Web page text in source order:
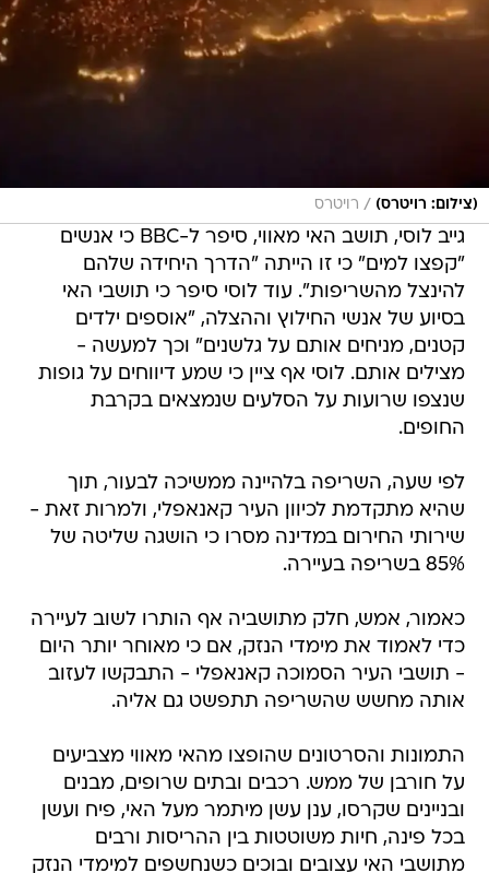
(צילום: רויטרס) / רויטרס
גייב לוסי, תושב האי מאווי, סיפר ל-BBC כי אנשים
"קפצו למים" כי זו הייתה "הדרך היחידה שלהם
להינצל מהשריפות". עוד לוסי סיפר כי תושבי האי
בסיוע של אנשי החילוץ וההצלה, "אוספים ילדים
קטנים, מניחים אותם על גלשנים" וכך למעשה -
מצילים אותם. לוסי אף ציין כי שמע דיווחים על גופות
שנצפו שרועות על הסלעים שנמצאים בקרבת
החופים.
לפי שעה, השריפה בלהיינה ממשיכה לבעור, תוך
שהיא מתקדמת לכיוון העיר קאנאפלי, ולמרות זאת -
שירותי החירום במדינה מסרו כי הושגה שליטה של
85% בשריפה בעיירה.
כאמור, אמש, חלק מתושביה אף הותרו לשוב לעיירה
כדי לאמוד את מימדי הנזק, אם כי מאוחר יותר היום
- תושבי העיר הסמוכה קאנאפלי - התבקשו לעזוב
אותה מחשש שהשריפה תתפשט גם אליה.
התמונות והסרטונים שהופצו מהאי מאווי מצביעים
על חורבן של ממש. רכבים ובתים שרופים, מבנים
ובניינים שקרסו, ענן עשן מיתמר מעל האי, פיח ועשן
בכל פינה, חיות משוטטות בין ההריסות ורבים
מתושבי האי עצובים ובוכים כשנחשפים למימדי הנזק